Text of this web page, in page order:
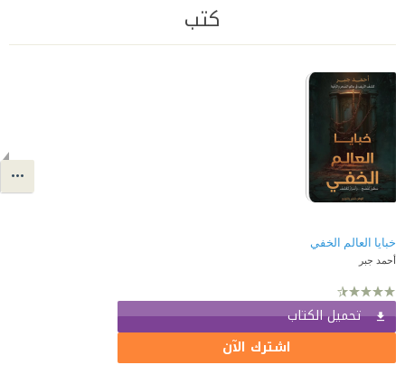
كتب
خبايا العالم الخفي
أحمد جبر
تحميل الكتاب
اشترك الآن